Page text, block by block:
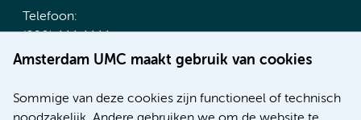
Amsterdam UMC maakt gebruik van cookies
Sommige van deze cookies zijn functioneel of technisch
Telefoon:
(020) 444 4444
Route & Parkeren
Meer Amsterdam UMC websites: